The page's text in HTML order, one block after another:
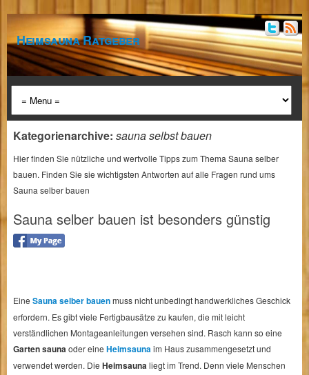
Heimsauna Ratgeber
Kategorienarchive: sauna selbst bauen
Hier finden Sie nützliche und wertvolle Tipps zum Thema Sauna selber
bauen. Finden Sie sie wichtigsten Antworten auf alle Fragen rund ums
Sauna selber bauen
Sauna selber bauen ist besonders günstig
Eine Sauna selber bauenmuss nicht unbedingt handwerkliches Geschick
erfordern. Es gibt viele Fertigbausätze zu kaufen, die mit leicht
verständlichen Montageanleitungen versehen sind. Rasch kann so eine
Garten sauna oder eine Heimsauna im Haus zusammengesetzt und
verwendet werden. Die Heimsauna liegt im Trend. Denn viele Menschen